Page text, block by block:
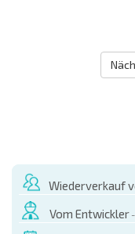
Wiederverkauf
Vom Entwickler